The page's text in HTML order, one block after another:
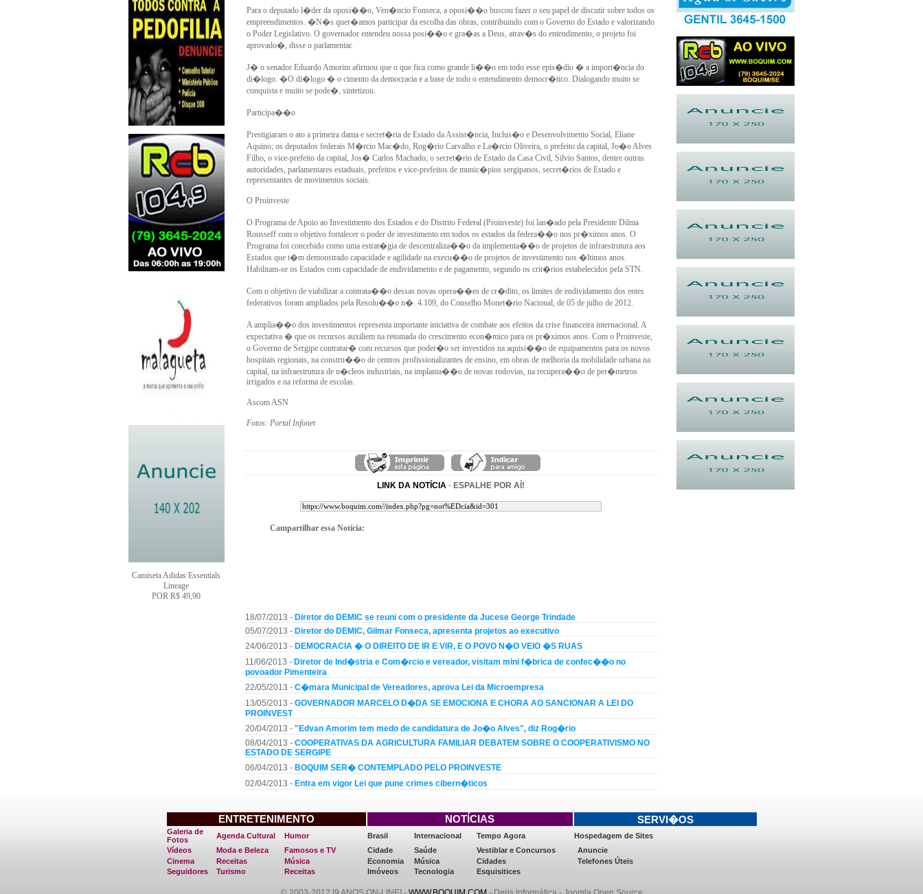
Camiseta Adidas Essentials
Lineage
POR R$ 49,90
Para o deputado l�der da oposi��o, Ven�ncio Fonseca, a oposi��o buscou fazer o seu papel de discutir sobre todos os
empreendimentos. �N�s quer�amos participar da escolha das obras, contribuindo com o Governo do Estado e valorizando
o Poder Legislativo. O governador entendeu nossa posi��o e gra�as a Deus, atrav�s do entendimento, o projeto foi
aprovado�, disse o parlamentar.
J� o senador Eduardo Amorim afirmou que o que fica como grande li��o em todo esse epis�dio � a import�ncia do
di�logo. �O di�logo � o cimento da democracia e a base de todo o entendimento democr�tico. Dialogando muito se
conquista e muito se pode�, sintetizou.
Participa��o
Prestigiaram o ato a primeira dama e secret�ria de Estado da Assist�ncia, Inclus�o e Desenvolvimento Social, Eliane
Aquino; os deputados federais M�rcio Mac�do, Rog�rio Carvalho e La�rcio Oliveira, o prefeito da capital, Jo�o Alves
Filho, o vice-prefeito da capital, Jos� Carlos Machado; o secret�rio de Estado da Casa Civil, Silvio Santos, dentre outras
autoridades, parlamentares estaduais, prefeitos e vice-prefeitos de munic�pios sergipanos, secret�rios de Estado e
representantes de movimentos sociais.
O Proinveste
O Programa de Apoio ao Investimento dos Estados e do Distrito Federal (Proinveste) foi lan�ado pela Presidente Dilma
Rousseff com o objetivo fortalecer o poder de investimento em todos os estados da federa��o nos pr�ximos anos. O
Programa foi concebido como uma estrat�gia de descentraliza��o da implementa��o de projetos de infraestrutura aos
Estados que t�m demonstrado capacidade e agilidade na execu��o de projetos de investimento nos �ltimos anos.
Habilitam-se os Estados com capacidade de endividamento e de pagamento, segundo os crit�rios estabelecidos pela STN.
Com o objetivo de viabilizar a contrata��o dessas novas opera��es de cr�dito, os limites de endividamento dos entes
federativos foram ampliados pela Resolu��o n�. 4.109, do Conselho Monet�rio Nacional, de 05 de julho de 2012.
A amplia��o dos investimentos representa importante iniciativa de combate aos efeitos da crise financeira internacional. A
expectativa � que os recursos auxiliem na retomada do crescimento econ�mico para os pr�ximos anos. Com o Proinveste,
o Governo de Sergipe contratar� com recursos que poder�o ser investidos na aquisi��o de equipamentos para os novos
hospitais regionais, na constru��o de centros profissionalizantes de ensino, em obras de melhoria da mobilidade urbana na
capital, na infraestrutura de n�cleos industriais, na implanta��o de novas rodovias, na recupera��o de per�metros
irrigados e na reforma de escolas.
Ascom ASN
Fotos: Portal Infonet
LINK DA NOTÍCIA - ESPALHE POR AÍ!
Campartilhar essa Notícia:
18/07/2013 - Diretor do DEMIC se reuni com o presidente da Jucese George Trindade
05/07/2013 - Diretor do DEMIC, Gilmar Fonseca, apresenta projetos ao executivo
24/06/2013 - DEMOCRACIA � O DIREITO DE IR E VIR, E O POVO N�O VEIO �S RUAS
11/06/2013 - Diretor de Ind�stria e Com�rcio e vereador, visitam mini f�brica de confec��o no
povoador Pimenteira
22/05/2013 - C�mara Municipal de Vereadores, aprova Lei da Microempresa
13/05/2013 - GOVERNADOR MARCELO D�DA SE EMOCIONA E CHORA AO SANCIONAR A LEI DO
PROINVEST
20/04/2013 - "Edvan Amorim tem medo de candidatura de Jo�o Alves", diz Rog�rio
08/04/2013 - COOPERATIVAS DA AGRICULTURA FAMILIAR DEBATEM SOBRE O COOPERATIVISMO NO
ESTADO DE SERGIPE
06/04/2013 - BOQUIM SER� CONTEMPLADO PELO PROINVESTE
02/04/2013 - Entra em vigor Lei que pune crimes cibern�ticos
ENTRETENIMENTO NOTÍCIAS SERVI�OS
Galeria de
Fotos
Agenda Cultural Humor Brasil Internacional Tempo Agora
Hospedagem de Sites
Vídeos
Moda e Beleza Famosos e TV Cidade Saúde Vestiblar e Concursos
Anuncie
Cinema
Receitas Música Economia Música Cidades
Telefones Úteis
Seguidores
Turismo Receitas Imóveos Tecnologia Esquisitices